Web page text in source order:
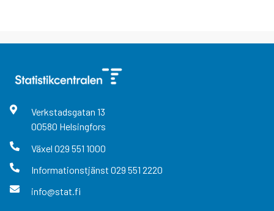
Verkstadsgatan 13
00580 Helsingfors
Växel 029 551 1000
Informationstjänst 029 551 2220
info@stat.fi